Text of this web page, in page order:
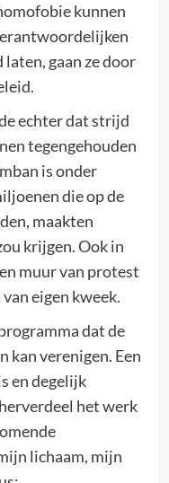
kunnen
gaan ze door
echter dat strijd
tegengehouden
is onder
die op de
maakten
krijgen. Ook in
muur van protest
eigen kweek.
dat de
kan verenigen. Een
en degelijk
het werk
lichaam, mijn